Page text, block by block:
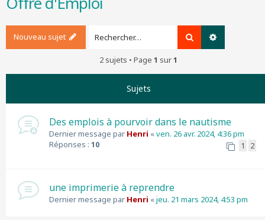
Nouveau sujet Rechercher
2 sujets • Page 1 sur1
Sujets
Des emplois à pourvoir dans le nautisme
Dernier message par Henri «ven. 26 avr. 2024, 4:36 pm
Réponses : 10 1 2
une imprimerie à reprendre
Dernier message par Henri «jeu. 21 mars 2024, 4:53 pm